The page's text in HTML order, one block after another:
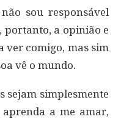
sou responsável
portanto, a opinião e
ver comigo, mas sim
vê o mundo.
sejam simplesmente
a me amar,